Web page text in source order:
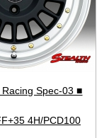
Racing Spec-03 ■
4H/PCD100